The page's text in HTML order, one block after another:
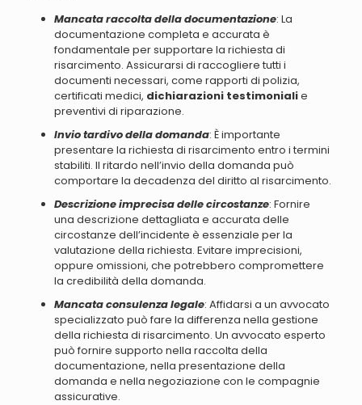
Mancata raccolta della documentazione: La
documentazione completa e accurata è
fondamentale per supportare la richiesta di
risarcimento. Assicurarsi di raccogliere tutti i
documenti necessari, come rapporti di polizia,
certificati medici, dichiarazioni testimonialie
preventivi di riparazione.
Invio tardivo della domanda: È importante
presentare la richiesta di risarcimento entro i termini
stabiliti. Il ritardo nell’invio della domanda può
comportare la decadenza del diritto al risarcimento.
Descrizione imprecisa delle circostanze: Fornire
una descrizione dettagliata e accurata delle
circostanze dell’incidente è essenziale per la
valutazione della richiesta. Evitare imprecisioni,
oppure omissioni, che potrebbero compromettere
la credibilità della domanda.
Mancata consulenza legale: Affidarsi a un avvocato
specializzato può fare la differenza nella gestione
della richiesta di risarcimento. Un avvocato esperto
può fornire supporto nella raccolta della
documentazione, nella presentazione della
domanda e nella negoziazione con le compagnie
assicurative.